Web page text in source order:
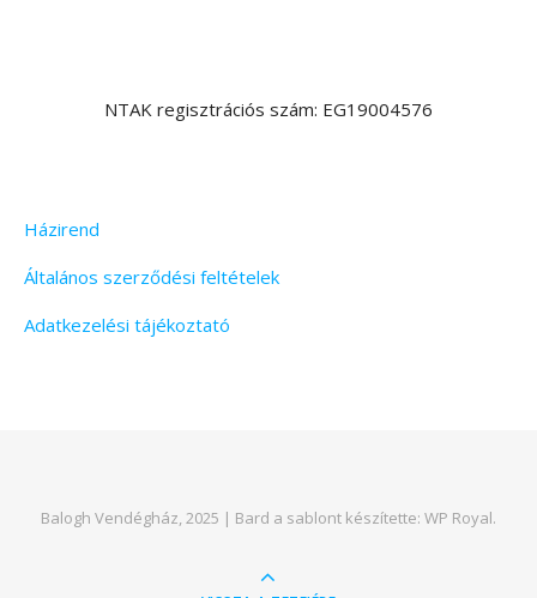
NTAK regisztrációs szám: EG19004576
Házirend
Általános szerződési feltételek
Adatkezelési tájékoztató
Balogh Vendégház, 2025 | Bard a sablont készítette: WP Royal.